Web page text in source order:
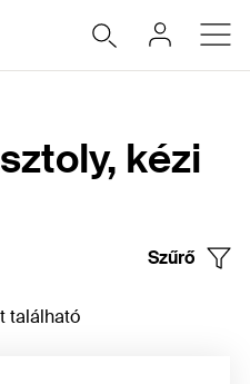
kézi
Szűrő
található